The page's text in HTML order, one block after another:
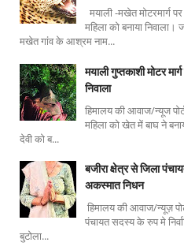
मयाली -मखेत मोटरमार्ग
महिला को बनाया
मखेत गांव के आश्रम नाम...
मयाली गुप्तकाशी मोटर
निवाला
हिमालय की आवाज/न्यूज
महिला को खेत में बाघ ने
देवी को ब...
बजीरा क्षेत्र से जिला
अकस्मात निधन
हिमालय की आवाज/न्यूज़
पंचायत सदस्य के रुप मे
बुटोला...